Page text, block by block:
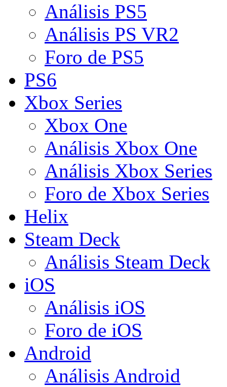
Análisis PS5
Análisis PS VR2
Foro de PS5
PS6
Xbox Series
Xbox One
Análisis Xbox One
Análisis Xbox Series
Foro de Xbox Series
Helix
Steam Deck
Análisis Steam Deck
iOS
Análisis iOS
Foro de iOS
Android
Análisis Android